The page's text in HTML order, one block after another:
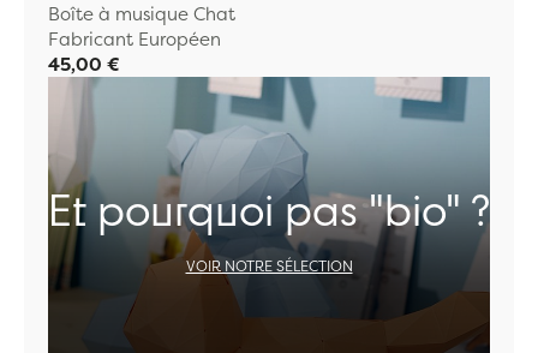
Boîte à musique Chat
Fabricant Européen
45,00 €
Et pourquoi pas "bio" ?
VOIR NOTRE SÉLECTION